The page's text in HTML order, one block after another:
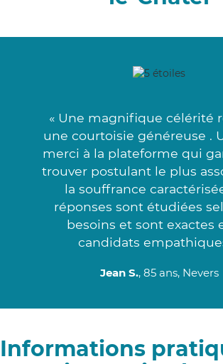
« Une magnifique célérité
une courtoisie généreuse .
merci à la plateforme qui
trouver postulant le plus
la souffrance
réponses sont étudiées
besoins et sont exactes
candidats
Jean S., 85 ans, Nevers
Informations